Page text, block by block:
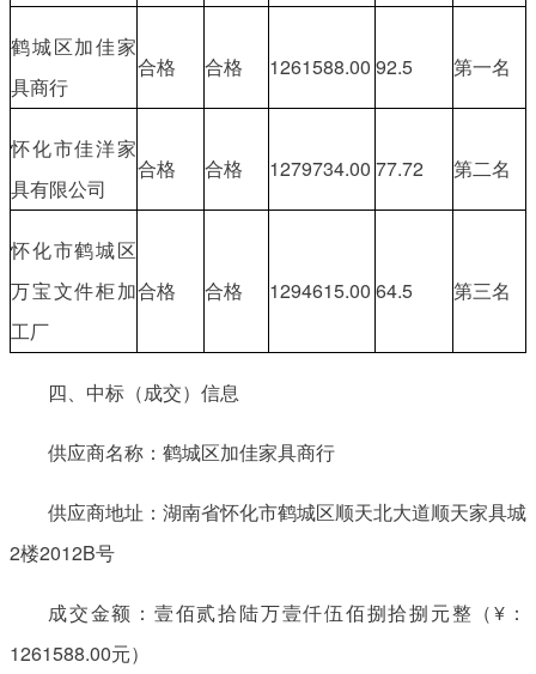
鹤城区加佳家
具商行
合格 合格 1261588.00 92.5 第一名
怀化市佳洋家
具有限公司
合格 合格 1279734.00 77.72 第二名
怀化市鹤城区
万宝文件柜加
工厂
合格 合格 1294615.00 64.5 第三名
四、中标（成交）信息
供应商名称：鹤城区加佳家具商行
供应商地址：湖南省怀化市鹤城区顺天北大道顺天家具城
2楼2012B号
成交金额：壹佰贰拾陆万壹仟伍佰捌拾捌元整（¥：
1261588.00元）